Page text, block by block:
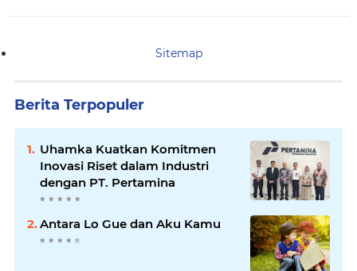
Sitemap
Berita Terpopuler
Uhamka Kuatkan Komitmen
Inovasi Riset dalam Industri
dengan PT. Pertamina
Antara Lo Gue dan Aku Kamu